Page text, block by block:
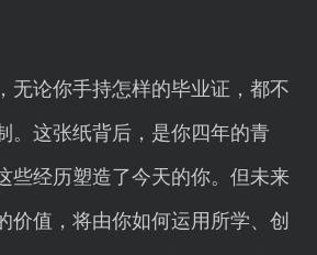
无论你手持怎样的毕业证，都不
。这张纸背后，是你四年的青
些经历塑造了今天的你。但未来
价值，将由你如何运用所学、创